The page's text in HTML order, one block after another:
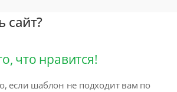
сайт?
что нравится!
если шаблон не подходит вам по